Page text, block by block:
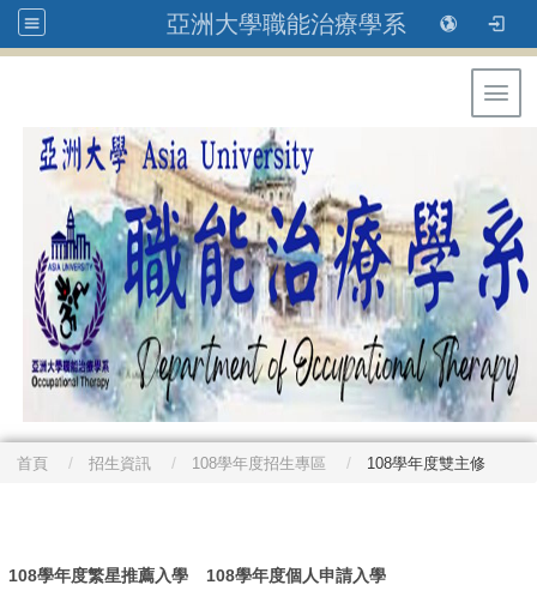
亞洲大學職能治療學系
首頁 招生資訊 108學年度招生專區 108學年度雙主修
108學年度繁星推薦入學 108學年度個人申請入學